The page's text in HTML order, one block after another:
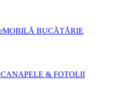
MOBILĂ BUCĂTĂRIE
CANAPELE & FOTOLII